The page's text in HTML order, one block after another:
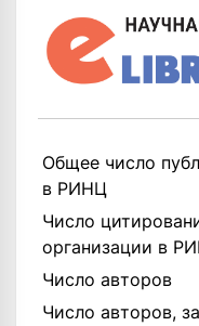
Общее число
в РИНЦ
Число
организации в
Число авторов
Число авторов,